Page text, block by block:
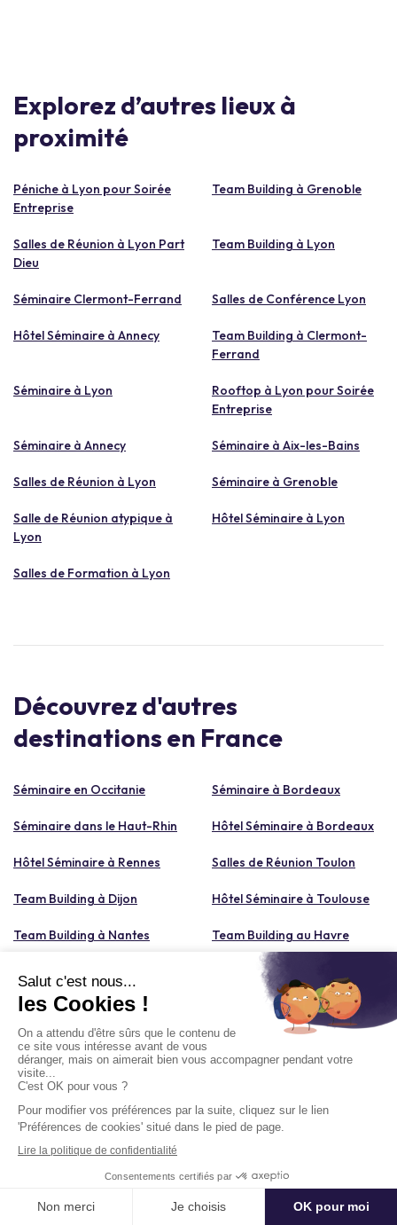
Explorez d’autres lieux à
proximité
Péniche à Lyon pour Soirée
Entreprise
Team Building à Grenoble
Salles de Réunion à Lyon Part
Dieu
Team Building à Lyon
Séminaire Clermont-Ferrand Salles de Conférence Lyon
Hôtel Séminaire à Annecy
Team Building à Clermont-
Ferrand
Séminaire à Lyon
Rooftop à Lyon pour Soirée
Entreprise
Séminaire à Annecy Séminaire à Aix-les-Bains
Salles de Réunion à Lyon Séminaire à Grenoble
Salle de Réunion atypique à
Lyon
Hôtel Séminaire à Lyon
Salles de Formation à Lyon
Découvrez d'autres
destinations en France
Séminaire en Occitanie Séminaire à Bordeaux
Séminaire dans le Haut-Rhin Hôtel Séminaire à Bordeaux
Hôtel Séminaire à Rennes Salles de Réunion Toulon
Team Building à Dijon Hôtel Séminaire à Toulouse
Team Building à Nantes Team Building au Havre
Catégories de lieux à découvrir
Soirée Entreprise bar Team Building Photo
Team Building Cocktail &
Team Building Innovant Team Building Cuisine
Demander un devis
Délai moyen de réponse : Moins d'un jour ouvré